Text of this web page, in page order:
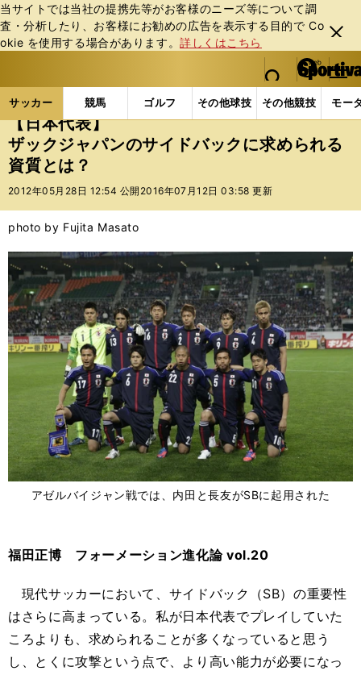
当サイトでは当社の提携先等がお客様のニーズ等について調
査・分析したり、お客様にお勧めの広告を表⽰する⽬的で Co
okie を使⽤する場合があります。詳しくはこちら
閉じ
る
web Sportiva (webスポルティーバ)
検索
マイペ
ー
ジ
メニュ
サッカー 競馬 ゴルフ その他球技 その他競技 モー
ス
ポ
ル
テ
ー
バ
サッカーの記事一覧 Jリーグ他 福田正博 【日本
【日本代表】
ザックジャパンのサイドバックに求められる
資質とは？
2012年05月28日 12:54 公開 2016年07月12日 03:58 更新
photo by Fujita Masato
アゼルバイジャン戦では、内田と長友がSBに起用された
福田正博 フォーメーション進化論 vol.20
現代サッカーにおいて、サイドバック（SB）の重要性
はさらに高まっている。私が日本代表でプレイしていた
ころよりも、求められることが多くなっていると思う
し、とくに攻撃という点で、より高い能力が必要になっ